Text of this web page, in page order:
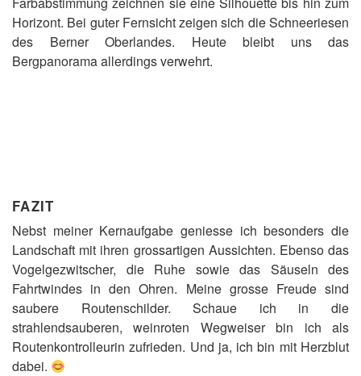
Horizont. Bei guter Fernsicht zeigen sich die Schneeriesen
des Berner Oberlandes. Heute bleibt uns das
Bergpanorama allerdings verwehrt.
FAZIT
Nebst meiner Kernaufgabe geniesse ich besonders die
Landschaft mit ihren grossartigen Aussichten. Ebenso das
Vogelgezwitscher, die Ruhe sowie das Säuseln des
Fahrtwindes in den Ohren. Meine grosse Freude sind
saubere Routenschilder. Schaue ich in die
strahlendsauberen, weinroten Wegweiser bin ich als
Routenkontrolleurin zufrieden. Und ja, ich bin mit Herzblut
dabei.